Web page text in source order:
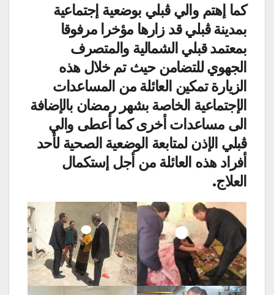
كما إهتم والي ڨبلي بوضعية إجتماعية
بمدينة ڨبلي قد زارها مؤخرا مرفوقا
بمعتمد قبلي الشمالية والمتصرف
الجهوي للتضامن حيث تم خلال هذه
الزيارة تمكين العائلة من المساعدات
الإجتماعية الخاصة بشهر رمضان بالإضافة
الى مساعدات أخرى كما أعطى والي
ڨبلي الإذن لمتابعة الوضعية الصحية لأحد
أفراد هذه العائلة من أجل إستكمال
العلاج.